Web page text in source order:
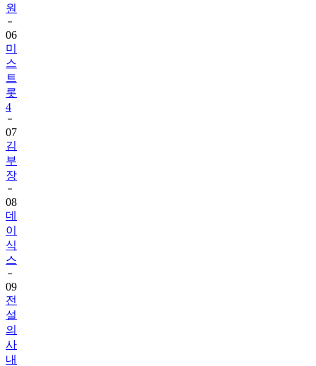
원
06
미
스
트
롯
4
07
김
부
장
08
데
이
식
스
09
전
설
의
사
내